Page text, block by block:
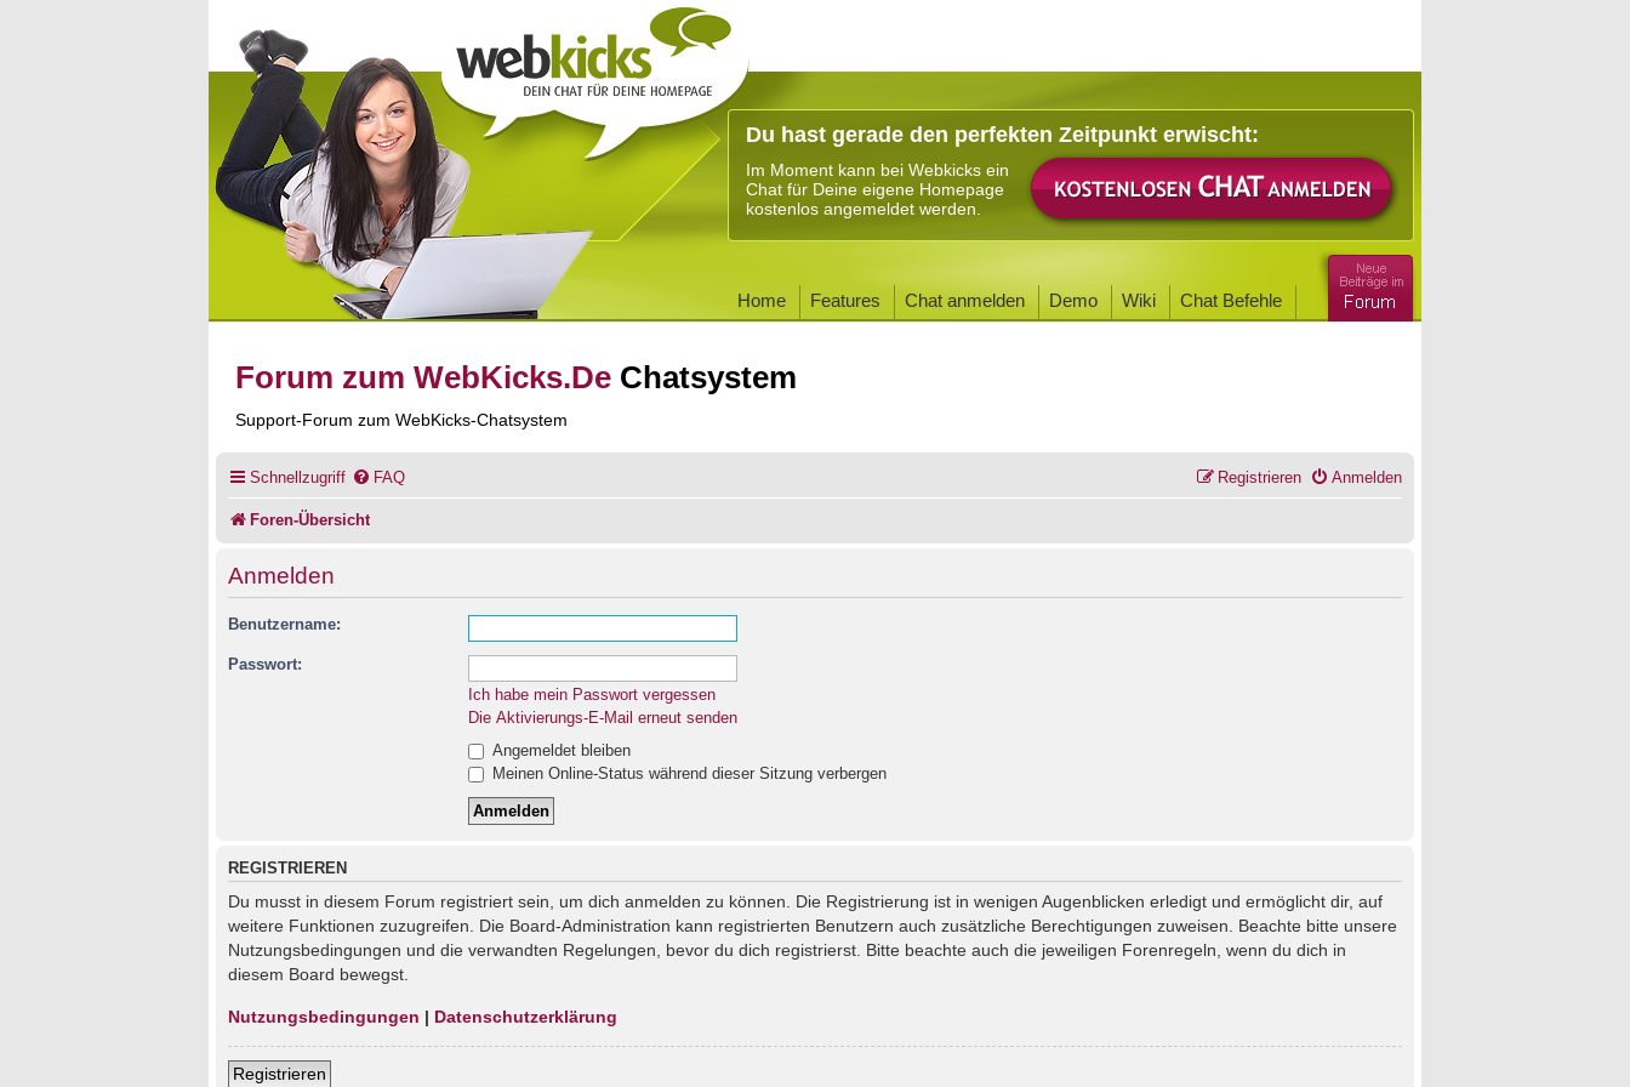
Du hast gerade den perfekten Zeitpunkt erwischt:
Im Moment kann bei Webkicks ein
Chat für Deine eigene Homepage
kostenlos angemeldet werden.
Home Features Chat anmelden Demo Wiki Chat Befehle
Forum zum WebKicks.De Chatsystem
Support-Forum zum WebKicks-Chatsystem
Schnellzugriff FAQ Anmelden
Registrieren
Foren-Übersicht
Anmelden
Benutzername:
Passwort:
Ich habe mein Passwort vergessen
Die Aktivierungs-E-Mail erneut senden
Angemeldet bleiben
Meinen Online-Status während dieser Sitzung verbergen
REGISTRIEREN
Du musst in diesem Forum registriert sein, um dich anmelden zu können. Die Registrierung ist in wenigen Augenblicken erledigt und ermöglicht dir, auf
weitere Funktionen zuzugreifen. Die Board-Administration kann registrierten Benutzern auch zusätzliche Berechtigungen zuweisen. Beachte bitte unsere
Nutzungsbedingungen und die verwandten Regelungen, bevor du dich registrierst. Bitte beachte auch die jeweiligen Forenregeln, wenn du dich in
diesem Board bewegst.
Nutzungsbedingungen | Datenschutzerklärung
Registrieren